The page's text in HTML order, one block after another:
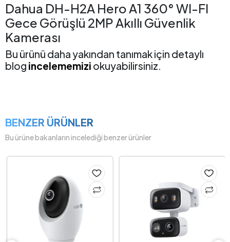
Dahua DH-H2A Hero A1 360° WI-FI
Gece Görüşlü 2MP Akıllı Güvenlik
Kamerası
Bu ürünü daha yakından tanımak için detaylı
blog incelememizi okuyabilirsiniz.
BENZER ÜRÜNLER
Bu ürüne bakanların incelediği benzer ürünler